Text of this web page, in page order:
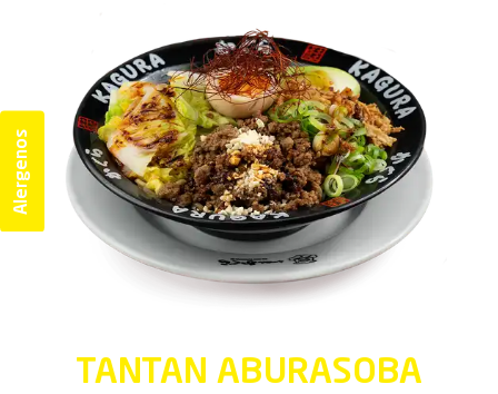
TANTAN ABURASOBA
Alergenos